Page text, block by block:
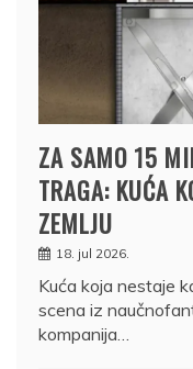
ZA SAMO 15
TRAGA: KUĆA
ZEMLJU
18. jul 2026.
Kuća koja nestaje
scena iz
kompanija…